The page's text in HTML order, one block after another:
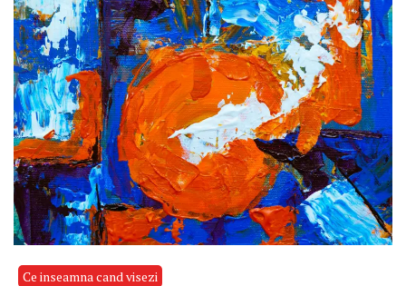
Ce inseamna cand visezi